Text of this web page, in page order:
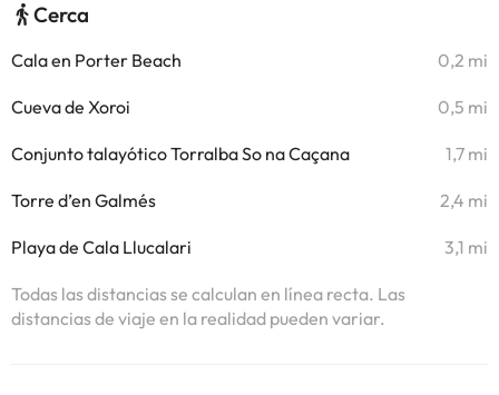
Cerca
Cala en Porter Beach 0,2 mi
Cueva de Xoroi 0,5 mi
Conjunto talayótico Torralba So na Caçana 1,7 mi
Torre d’en Galmés 2,4 mi
Playa de Cala Llucalari 3,1 mi
Todas las distancias se calculan en línea recta. Las
distancias de viaje en la realidad pueden variar.